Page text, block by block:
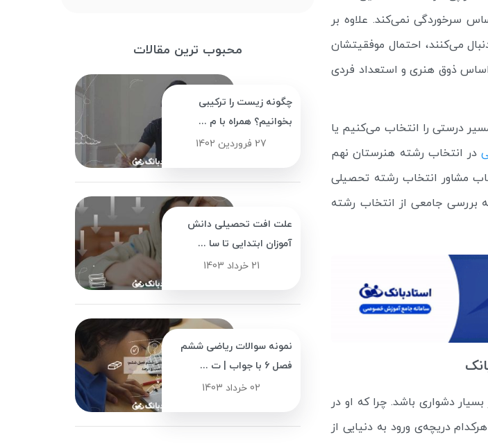
سرخوردگی نمی‌کند. علاوه بر
می‌کنند، احتمال موفقیتشان
ذوق هنری و استعداد فردی
درستی را انتخاب می‌کنیم یا
در انتخاب رشته هنرستان نهم
مشاور انتخاب رشته تحصیلی
بررسی جامعی از انتخاب رشته
دشواری باشد. چرا که او در
دریچه‌ی ورود به دنیایی از
محبوب ترین مقالات
چگونه زیست را ترکیبی
بخوانیم؟ همراه با م ...
27 فروردین 1402
علت افت تحصیلی دانش
آموزان ابتدایی تا سا ...
21 خرداد 1403
نمونه سوالات ریاضی ششم
فصل 6 با جواب | ت ...
02 خرداد 1403